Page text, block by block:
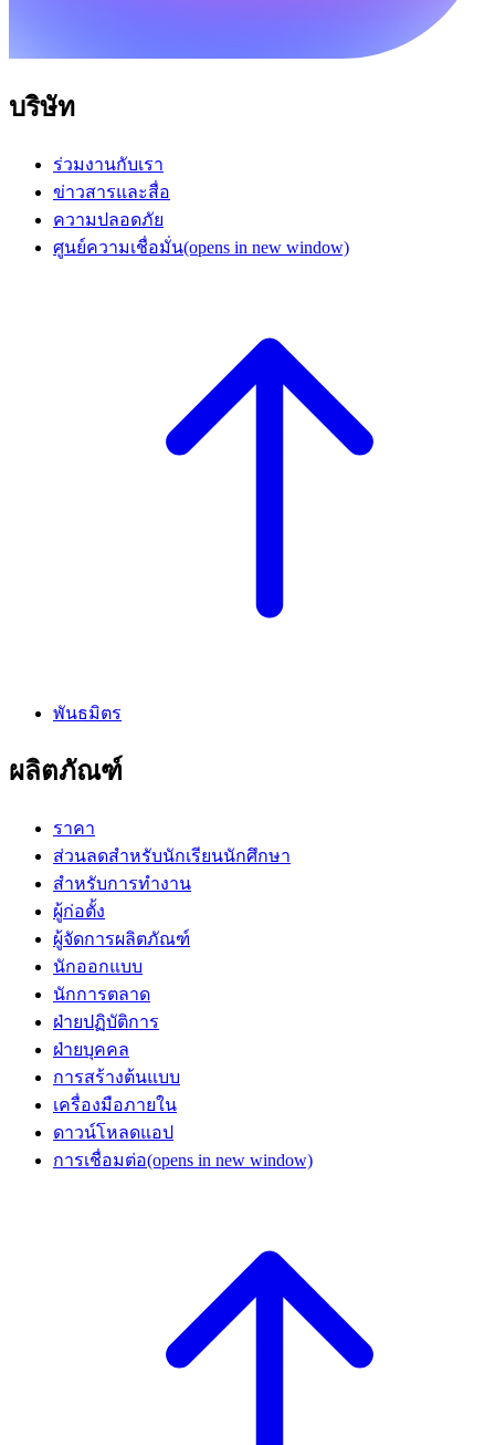
บริษัท
ร่วมงานกับเรา
ข่าวสารและสื่อ
ความปลอดภัย
ศูนย์ความเชื่อมั่น(opens in new window)
พันธมิตร
ผลิตภัณฑ์
ราคา
ส่วนลดสำหรับนักเรียนนักศึกษา
สำหรับการทำงาน
ผู้ก่อตั้ง
ผู้จัดการผลิตภัณฑ์
นักออกแบบ
นักการตลาด
ฝ่ายปฏิบัติการ
ฝ่ายบุคคล
การสร้างต้นแบบ
เครื่องมือภายใน
ดาวน์โหลดแอป
การเชื่อมต่อ(opens in new window)